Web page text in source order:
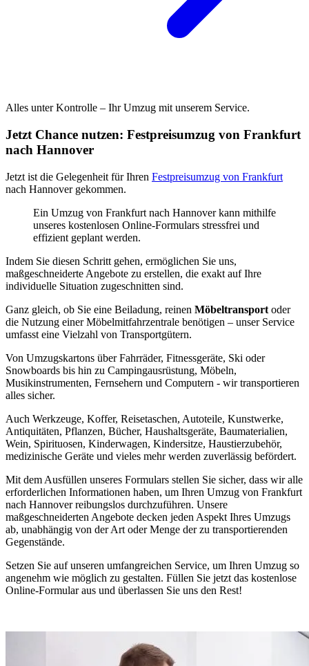
Alles unter Kontrolle – Ihr Umzug mit unserem Service.
Jetzt Chance nutzen: Festpreisumzug von Frankfurt
nach Hannover
Jetzt ist die Gelegenheit für Ihren Festpreisumzug von Frankfurt
nach Hannover gekommen.
Ein Umzug von Frankfurt nach Hannover kann mithilfe
unseres kostenlosen Online-Formulars stressfrei und
effizient geplant werden.
Indem Sie diesen Schritt gehen, ermöglichen Sie uns,
maßgeschneiderte Angebote zu erstellen, die exakt auf Ihre
individuelle Situation zugeschnitten sind.
Ganz gleich, ob Sie eine Beiladung, reinen Möbeltransport oder
die Nutzung einer Möbelmitfahrzentrale benötigen – unser Service
umfasst eine Vielzahl von Transportgütern.
Von Umzugskartons über Fahrräder, Fitnessgeräte, Ski oder
Snowboards bis hin zu Campingausrüstung, Möbeln,
Musikinstrumenten, Fernsehern und Computern - wir transportieren
alles sicher.
Auch Werkzeuge, Koffer, Reisetaschen, Autoteile, Kunstwerke,
Antiquitäten, Pflanzen, Bücher, Haushaltsgeräte, Baumaterialien,
Wein, Spirituosen, Kinderwagen, Kindersitze, Haustierzubehör,
medizinische Geräte und vieles mehr werden zuverlässig befördert.
Mit dem Ausfüllen unseres Formulars stellen Sie sicher, dass wir alle
erforderlichen Informationen haben, um Ihren Umzug von Frankfurt
nach Hannover reibungslos durchzuführen. Unsere
maßgeschneiderten Angebote decken jeden Aspekt Ihres Umzugs
ab, unabhängig von der Art oder Menge der zu transportierenden
Gegenstände.
Setzen Sie auf unseren umfangreichen Service, um Ihren Umzug so
angenehm wie möglich zu gestalten. Füllen Sie jetzt das kostenlose
Online-Formular aus und überlassen Sie uns den Rest!